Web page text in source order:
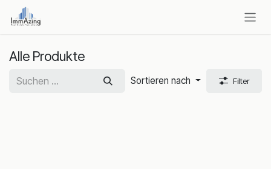
Zum Inhalt springen
Alle Produkte
Sortieren nach Filter